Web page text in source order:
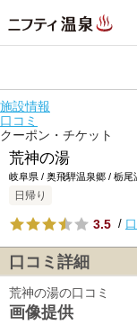
施設情報
口コミ
クーポン・チケット
荒神の湯
岐阜県 / 奥飛騨温泉郷 / 栃尾
日帰り
3.5 /
口コミ詳細
荒神の湯の口コミ
画像提供